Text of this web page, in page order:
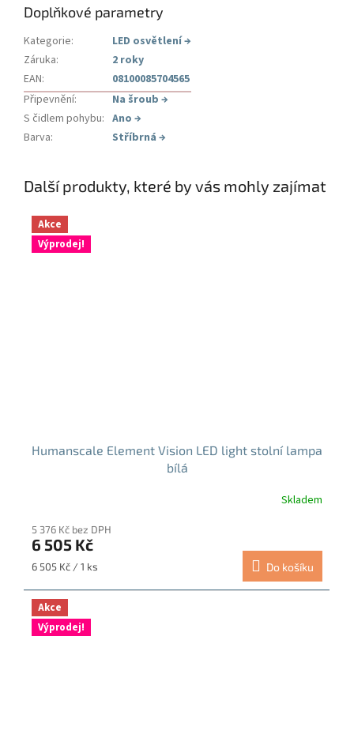
Doplňkové parametry
Kategorie: LED osvětlení→
Záruka:
2 roky
EAN:
08100085704565
Připevnění: Na šroub →
S čidlem pohybu: Ano →
Barva: Stříbrná →
Další produkty, které by vás mohly zajímat
Akce
Výprodej!
Humanscale Element Vision LED light stolní lampa
bílá
Skladem
5 376 Kč bez DPH
6 505 Kč
Měrná
6 505 Kč / 1 ks Do košíku
Akce
Výprodej!